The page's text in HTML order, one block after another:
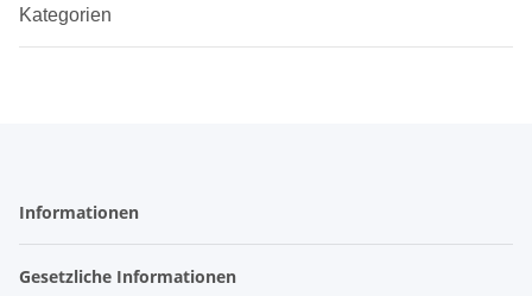
Kategorien
Informationen
Gesetzliche Informationen